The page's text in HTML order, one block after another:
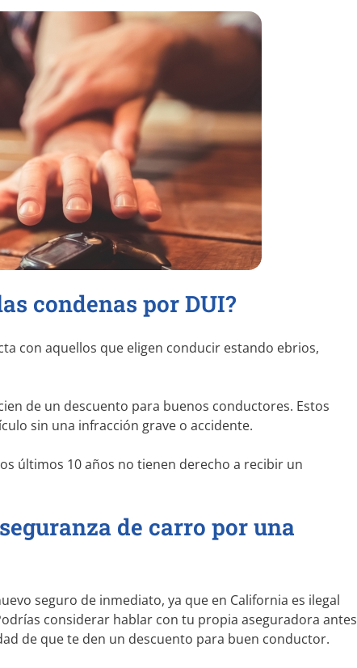
condenas por DUI?
con aquellos que eligen conducir estando ebrios,
de un descuento para buenos conductores. Estos
sin una infracción grave o accidente.
últimos 10 años no tienen derecho a recibir un
de carro por una
seguro de inmediato, ya que en California es ilegal
considerar hablar con tu propia aseguradora antes
de que te den un descuento para buen conductor.